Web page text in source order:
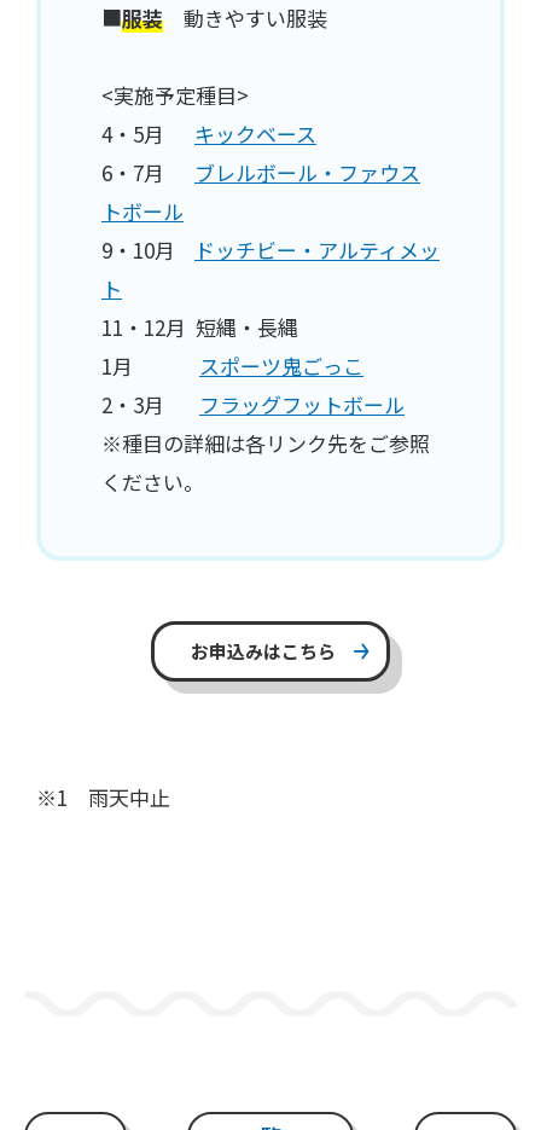
■服装 動きやすい服装
<実施予定種目>
4・5月 キックベース
6・7月 ブレルボール・ファウス
トボール
9・10月
ドッチビー・アルティメッ
ト
11・12月 短縄・長縄
1月 スポーツ鬼ごっこ
2・3月 フラッグフットボール
※種目の詳細は各リンク先をご参照
ください。
お申込みはこちら
※1 雨天中止